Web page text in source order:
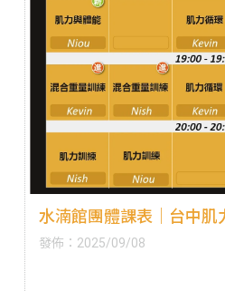
水湳館團體課表｜台中肌
力訓練課程
發佈：2025/09/08